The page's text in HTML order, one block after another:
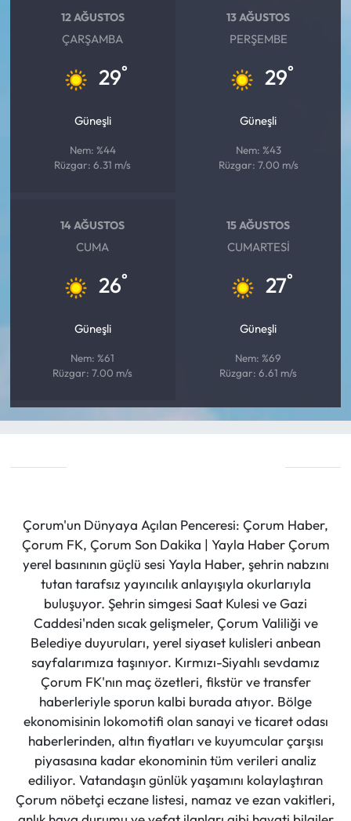
12 AĞUSTOS
ÇARŞAMBA
29°
Güneşli
Nem: %44
Rüzgar: 6.31 m/s
13 AĞUSTOS
PERŞEMBE
29°
Güneşli
Nem: %43
Rüzgar: 7.00 m/s
14 AĞUSTOS
CUMA
26°
Güneşli
Nem: %61
Rüzgar: 7.00 m/s
15 AĞUSTOS
CUMARTESI
27°
Güneşli
Nem: %69
Rüzgar: 6.61 m/s
Çorum'un Dünyaya Açılan Penceresi: Çorum Haber,
Çorum FK, Çorum Son Dakika | Yayla Haber Çorum
yerel basınının güçlü sesi Yayla Haber, şehrin nabzını
tutan tarafsız yayıncılık anlayışıyla okurlarıyla
buluşuyor. Şehrin simgesi Saat Kulesi ve Gazi
Caddesi'nden sıcak gelişmeler, Çorum Valiliği ve
Belediye duyuruları, yerel siyaset kulisleri anbean
sayfalarımıza taşınıyor. Kırmızı-Siyahlı sevdamız
Çorum FK'nın maç özetleri, fikstür ve transfer
haberleriyle sporun kalbi burada atıyor. Bölge
ekonomisinin lokomotifi olan sanayi ve ticaret odası
haberlerinden, altın fiyatları ve kuyumcular çarşısı
piyasasına kadar ekonominin tüm verileri analiz
ediliyor. Vatandaşın günlük yaşamını kolaylaştıran
Çorum nöbetçi eczane listesi, namaz ve ezan vakitleri,
Yaşam
Yayla Haber
Yemek Tarifleri
Yerel Haberler